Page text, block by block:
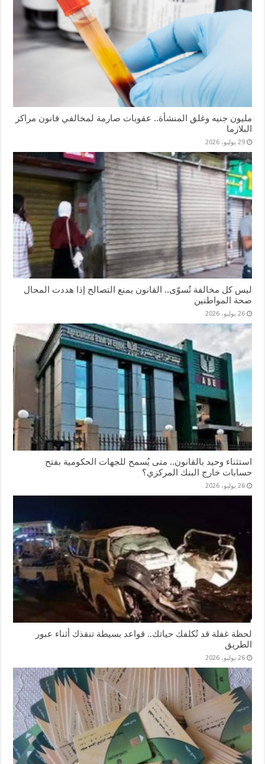
مليون جنيه وغلق المنشأة.. عقوبات صارمة لمخالفي قانون مراكز
البلازما
29 يوليو، 2026
ليس كل مخالفة تُسوّى.. القانون يمنع التصالح إذا هددت المحال
صحة المواطنين
26 يوليو، 2026
استثناء وحيد بالقانون.. متى يُسمح للجهات الحكومية بفتح
حسابات خارج البنك المركزي؟
26 يوليو، 2026
لحظة غفلة قد تُكلفك حياتك.. قواعد بسيطة تنقذك أثناء عبور
الطريق
26 يوليو، 2026